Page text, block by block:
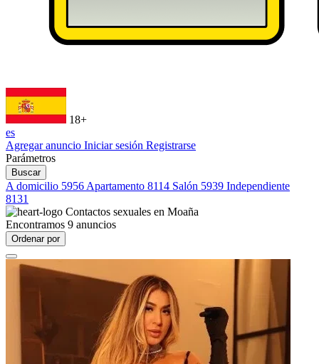
18+
es
Agregar anuncio Iniciar sesión Registrarse
Parámetros
Buscar
A domicilio 5956 Apartamento 8114 Salón 5939 Independiente
8131
Contactos sexuales en Moaña
Encontramos 9 anuncios
Ordenar por